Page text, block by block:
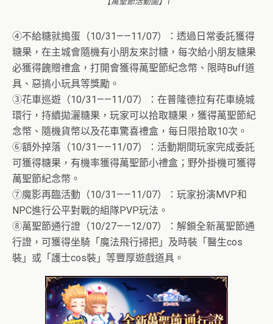
④不給糖就搗蛋（10/31——11/07）：透過日常委託獲得
糖果，在主城會隨機有小朋友來討糖，每次給小朋友糖果
必獲得餽贈禮盒，打開會獲得萬聖節紀念幣、限時Buff道
具、惡搞小玩具等獎勵。
③花車巡遊（10/31——11/07）：在普隆德拉有花車繞城
環行，持續拋灑糖果，玩家可以拾取糖果，獲得萬聖節紀
念幣、隨機貨幣以及花車驚喜禮盒，每日限拾取10次。
⑥額外掉落（10/31——11/07）：活動期間玩家完成委託
可獲得糖果，有機率獲得萬聖節小禮盒；野外掛機可獲得
萬聖節紀念幣。
⑦魔影再臨活動（10/31——11/07）：玩家扮演MVP和
NPC進行公平對戰的組隊PVP玩法。
⑧萬聖節通行證（10/27——12/07）：解鎖全新萬聖節通
行證，可獲得坐騎「魔法飛行掃把」及時裝「醫生cos
裝」或「護士cos裝」等豐厚遊戲道具。